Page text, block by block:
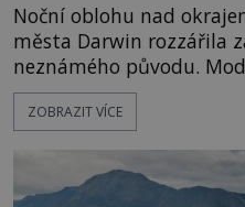
Noční oblohu nad
města Darwin rozzářila
neznámého původu. Modré světelné koule byly
viditelné nejméně
opakovaně objevovaly a
mohlo jít o návštěvu ze světa
záznam okamžitě
ZOBRAZIT VÍCE